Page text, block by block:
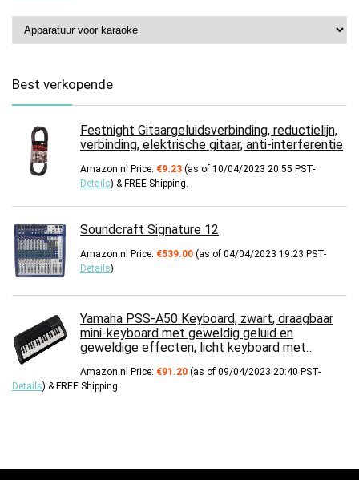
Best verkopende
Festnight Gitaargeluidsverbinding, reductielijn,
verbinding, elektrische gitaar, anti-interferentie
Amazon.nl Price: €9.23 (as of 10/04/2023 20:55 PST-
Details) & FREE Shipping.
Soundcraft Signature 12
Amazon.nl Price: €539.00 (as of 04/04/2023 19:23 PST-
Details)
Yamaha PSS-A50 Keyboard, zwart, draagbaar
mini-keyboard met geweldig geluid en
geweldige effecten, licht keyboard met…
Amazon.nl Price: €91.20 (as of 09/04/2023 20:40 PST-
Details) & FREE Shipping.